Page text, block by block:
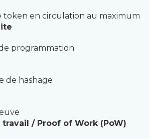
token en circulation au maximum
programmation
de hashage
travail / Proof of Work (PoW)